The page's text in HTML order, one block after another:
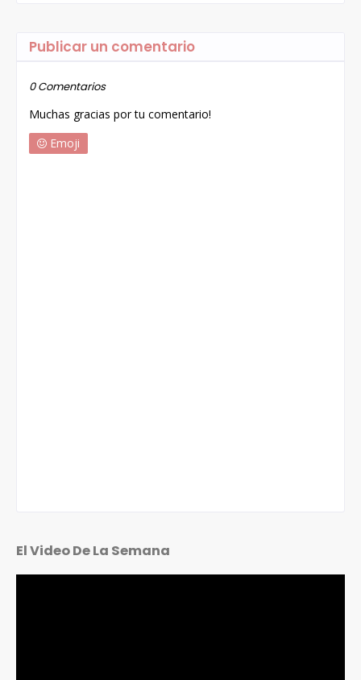
Publicar un comentario
0 Comentarios
Muchas gracias por tu comentario!
Emoji
El Video De La Semana